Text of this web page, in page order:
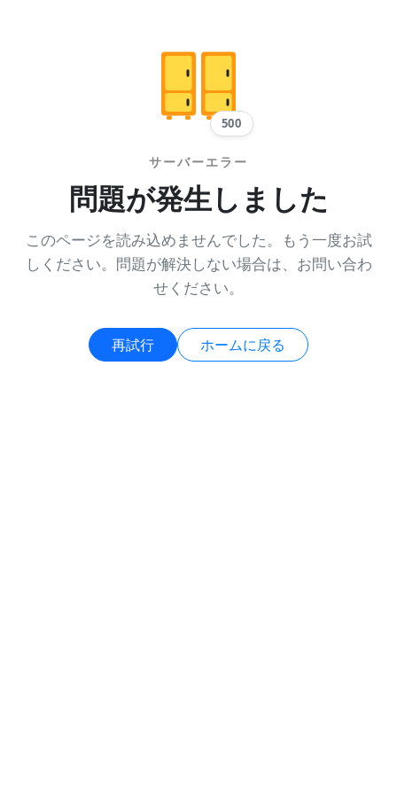
500
サーバーエラー
問題が発生しました
このページを読み込めませんでした。もう一度お試
しください。問題が解決しない場合は、お問い合わ
せください。
再試行 ホームに戻る